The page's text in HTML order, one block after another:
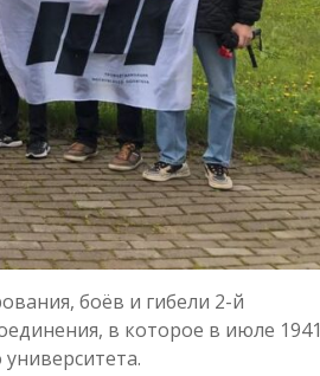
боёв и гибели 2-й
в которое в июле 1941